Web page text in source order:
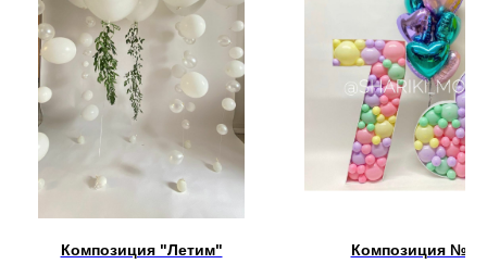
Композиция "Летим" Композиция №